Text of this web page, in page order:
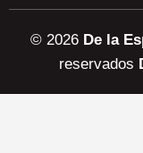
© 2026 De la
reservados